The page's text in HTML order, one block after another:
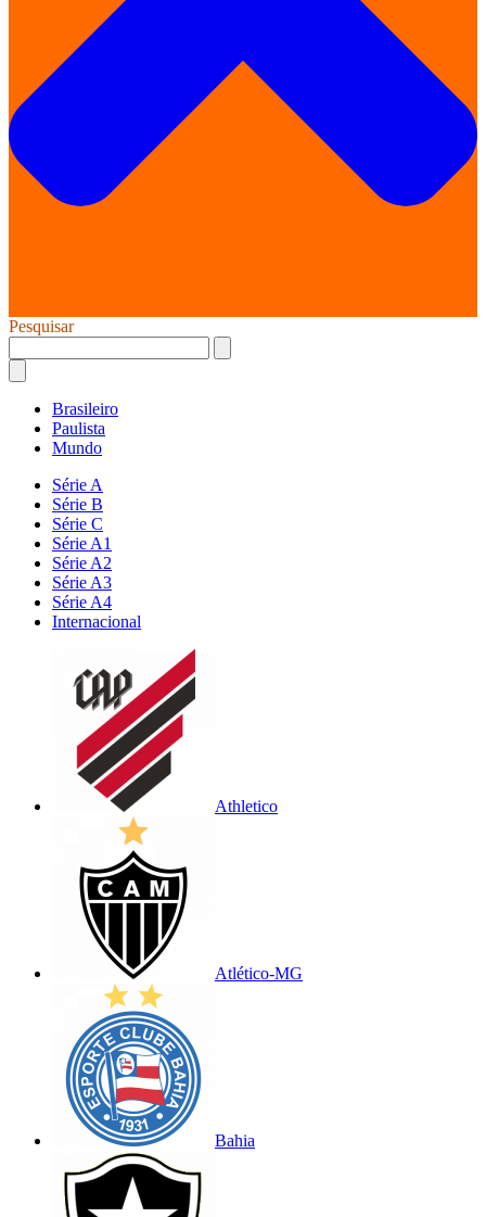
Pesquisar
Brasileiro
Paulista
Mundo
Série A
Série B
Série C
Série A1
Série A2
Série A3
Série A4
Internacional
Athletico
Atlético-MG
Bahia